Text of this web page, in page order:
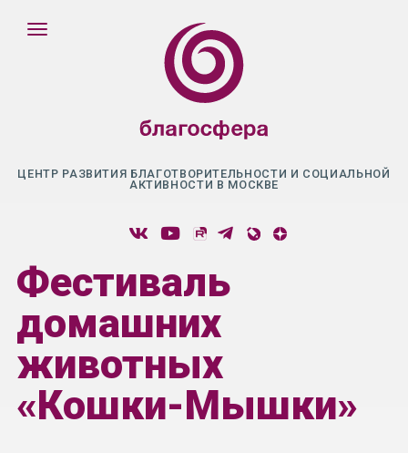
ЦЕНТР РАЗВИТИЯ БЛАГОТВОРИТЕЛЬНОСТИ И СОЦИАЛЬНОЙ
АКТИВНОСТИ В МОСКВЕ
Фестиваль
домашних
животных
«Кошки-Мышки»